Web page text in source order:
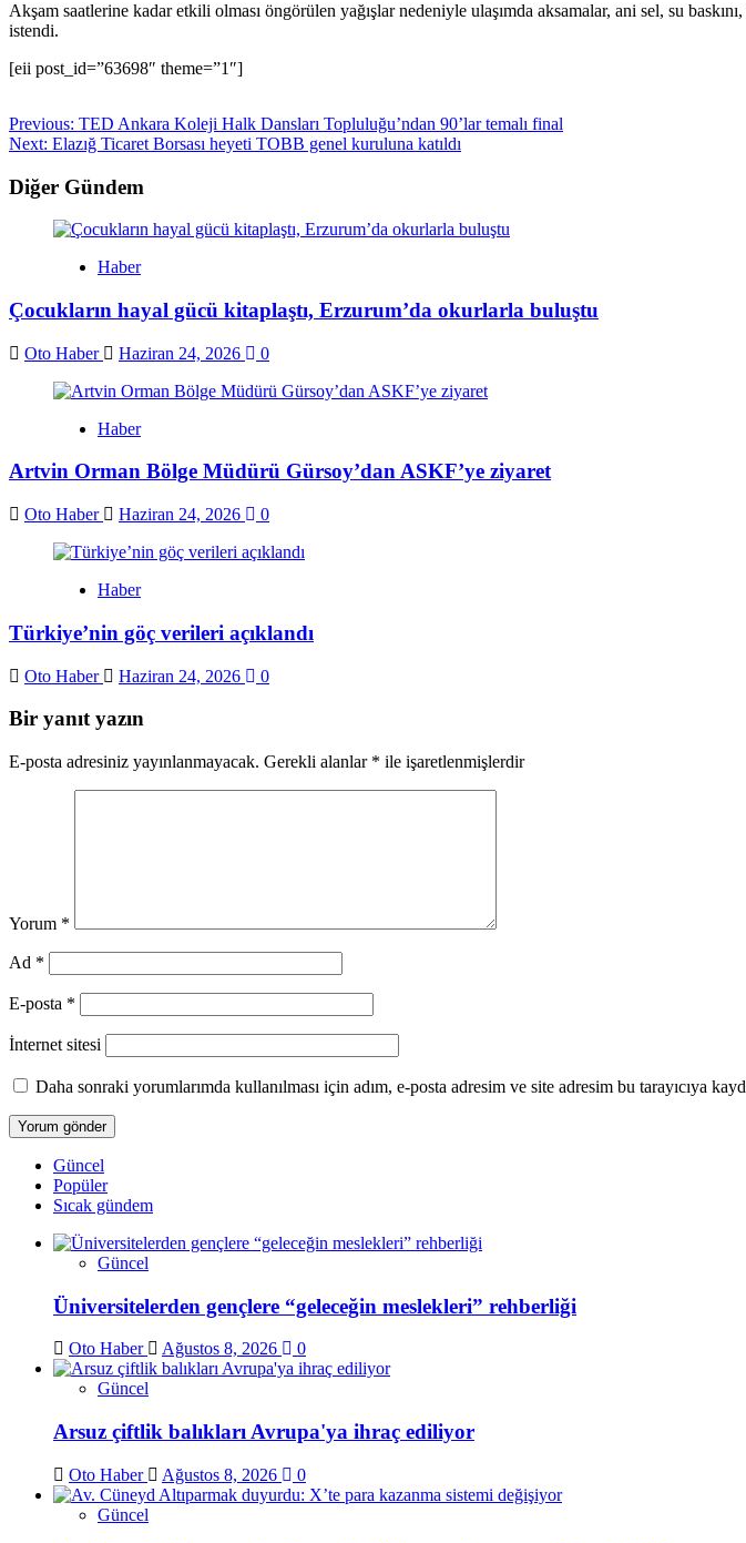
Akşam saatlerine kadar etkili olması öngörülen yağışlar nedeniyle ulaşımda aksamalar, ani sel, su
istendi.
[eii post_id=”63698″ theme=”1″]
Previous: TED Ankara Koleji Halk Dansları Topluluğu’ndan 90’lar temalı final
Next: Elazığ Ticaret Borsası heyeti TOBB genel kuruluna katıldı
Diğer Gündem
Haber
Çocukların hayal gücü kitaplaştı, Erzurum’da okurlarla buluştu
Oto Haber Haziran 24, 2026 0
Haber
Artvin Orman Bölge Müdürü Gürsoy’dan ASKF’ye ziyaret
Oto Haber Haziran 24, 2026 0
Haber
Türkiye’nin göç verileri açıklandı
Oto Haber Haziran 24, 2026 0
Bir yanıt yazın
E-posta adresiniz yayınlanmayacak. Gerekli alanlar * ile işaretlenmişlerdir
Yorum *
Ad *
E-posta *
İnternet sitesi
Daha sonraki yorumlarımda kullanılması için adım, e-posta adresim ve site adresim bu tarayıcıya
Güncel
Popüler
Sıcak gündem
Güncel
Üniversitelerden gençlere “geleceğin meslekleri” rehberliği
Oto Haber Ağustos 8, 2026 0
Güncel
Arsuz çiftlik balıkları Avrupa'ya ihraç ediliyor
Oto Haber Ağustos 8, 2026 0
Güncel